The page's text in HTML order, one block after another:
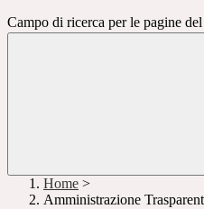
Campo di ricerca per le pagine
Home >
Amministrazione